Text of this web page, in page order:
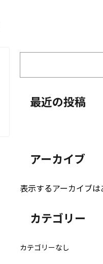
最近の投稿
アーカイブ
表示するアーカイブは
カテゴリー
カテゴリーなし